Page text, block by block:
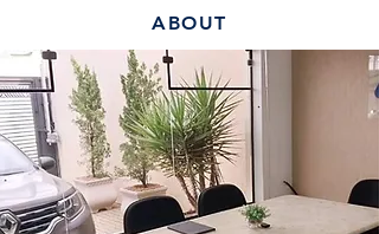
ABOUT